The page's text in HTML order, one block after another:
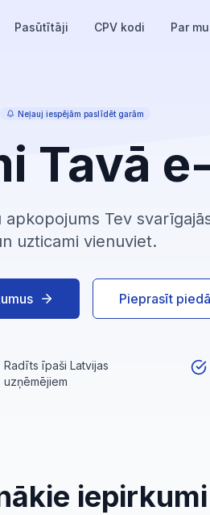
Pasūtītāji CPV kodi Par
Neļauj iespējām paslīdēt garām
Tavā
Tev
uzticami vienuviet.
Pieprasīt
Radīts īpaši Latvijas
uzņēmējiem
iepirkumi